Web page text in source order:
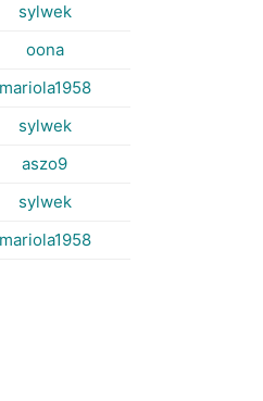
sylwek
oona
mariola1958
sylwek
aszo9
sylwek
mariola1958